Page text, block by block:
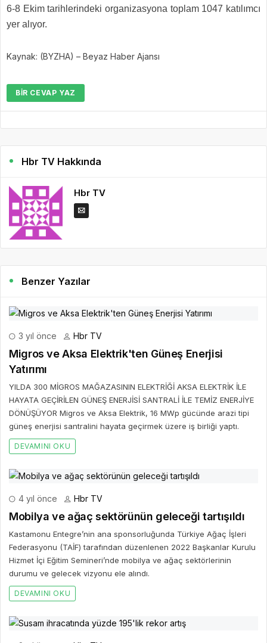
6-8 Ekim tarihlerindeki organizasyona toplam 1047 katılımcı
yer alıyor.
Kaynak: (BYZHA) – Beyaz Haber Ajansı
BIR CEVAP YAZ
Hbr TV Hakkında
Hbr TV
Benzer Yazılar
3 yıl önce Hbr TV
Migros ve Aksa Elektrik'ten Güneş Enerjisi
Yatırımı
YILDA 300 MİGROS MAĞAZASININ ELEKTRİĞİ AKSA ELEKTRİK İLE
HAYATA GEÇİRİLEN GÜNEŞ ENERJİSİ SANTRALİ İLE TEMİZ ENERJİYE
DÖNÜŞÜYOR Migros ve Aksa Elektrik, 16 MWp gücünde arazi tipi
güneş enerjisi santralini hayata geçirmek üzere iş birliği yaptı.
DEVAMINI OKU
4 yıl önce Hbr TV
Mobilya ve ağaç sektörünün geleceği tartışıldı
Kastamonu Entegre’nin ana sponsorluğunda Türkiye Ağaç İşleri
Federasyonu (TAİF) tarafından düzenlenen 2022 Başkanlar Kurulu
Hizmet İçi Eğitim Semineri’nde mobilya ve ağaç sektörlerinin
durumu ve gelecek vizyonu ele alındı.
DEVAMINI OKU